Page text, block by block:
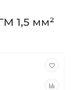
1,5 мм²